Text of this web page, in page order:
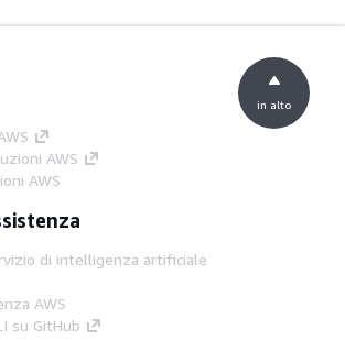
AWS
AWS
di intelligenza artificiale
AWS
su GitHub
in alto